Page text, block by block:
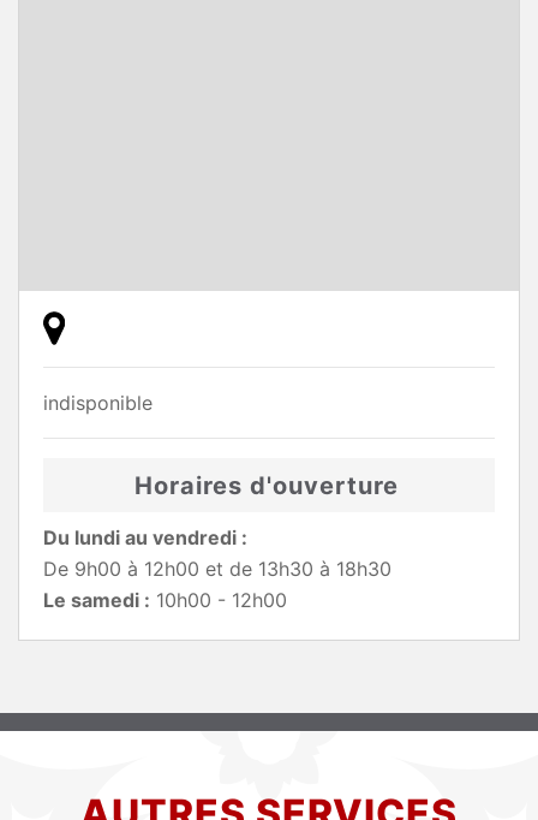
indisponible
Horaires d'ouverture
Du lundi au vendredi :
De 9h00 à 12h00 et de 13h30 à 18h30
Le samedi : 10h00 - 12h00